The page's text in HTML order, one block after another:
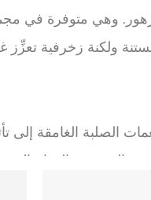
وهي متوفرة في
ولكنة زخرفية
الصلبة الغامقة إلى
والقوام